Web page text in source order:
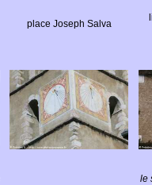
place Joseph Salva
le